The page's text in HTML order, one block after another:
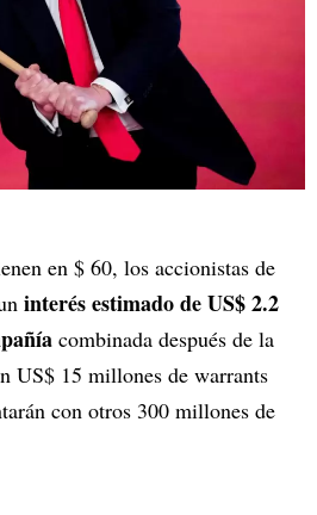
en $ 60, los accionistas de
interés estimado de US$ 2.2
combinada después de la
US$ 15 millones de warrants
con otros 300 millones de